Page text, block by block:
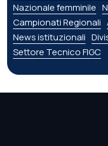
Nazionale femminile
Campionati Regionali
News istituzionali
Settore Tecnico FIGC